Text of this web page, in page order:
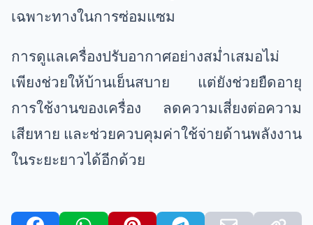
เฉพาะทางในการซ่อมแซม
การดูแลเครื่องปรับอากาศอย่างสม่ำเสมอไม่
เพียงช่วยให้บ้านเย็นสบาย แต่ยังช่วยยืดอายุ
การใช้งานของเครื่อง ลดความเสี่ยงต่อความ
เสียหาย และช่วยควบคุมค่าใช้จ่ายด้านพลังงาน
ในระยะยาวได้อีกด้วย